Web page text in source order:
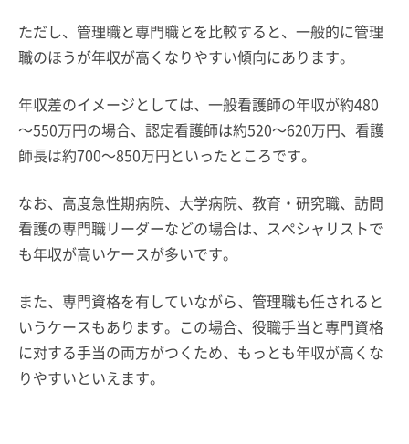
ただし、管理職と専門職とを比較すると、一般的に管理
職のほうが年収が高くなりやすい傾向にあります。
年収差のイメージとしては、一般看護師の年収が約480
～550万円の場合、認定看護師は約520～620万円、看護
師長は約700～850万円といったところです。
なお、高度急性期病院、大学病院、教育・研究職、訪問
看護の専門職リーダーなどの場合は、スペシャリストで
も年収が高いケースが多いです。
また、専門資格を有していながら、管理職も任されると
いうケースもあります。この場合、役職手当と専門資格
に対する手当の両方がつくため、もっとも年収が高くな
りやすいといえます。